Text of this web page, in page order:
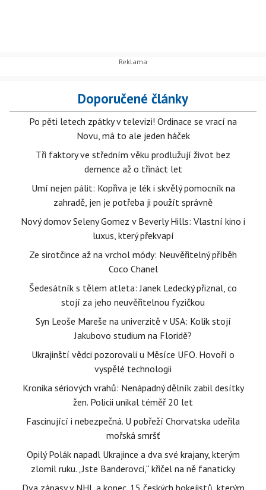
Doporučené články
Po pěti letech zpátky v televizi! Ordinace se vrací na
Novu, má to ale jeden háček
Tři faktory ve středním věku prodlužují život bez
demence až o třináct let
Umí nejen pálit: Kopřiva je lék i skvělý pomocník na
zahradě, jen je potřeba ji použít správně
Nový domov Seleny Gomez v Beverly Hills: Vlastní kino i
luxus, který překvapí
Ze sirotčince až na vrchol módy: Neuvěřitelný příběh
Coco Chanel
Šedesátník s tělem atleta: Janek Ledecký přiznal, co
stojí za jeho neuvěřitelnou fyzičkou
Syn Leoše Mareše na univerzitě v USA: Kolik stojí
Jakubovo studium na Floridě?
Ukrajinští vědci pozorovali u Měsíce UFO. Hovoří o
vyspělé technologii
Kronika sériových vrahů: Nenápadný dělník zabil desítky
žen. Policii unikal téměř 20 let
Fascinující i nebezpečná. U pobřeží Chorvatska udeřila
mořská smršť
Opilý Polák napadl Ukrajince a dva své krajany, kterým
zlomil ruku. „Jste Banderovci,“ křičel na ně fanaticky
Dva zápasy v NHL a konec. 15 českých hokejistů, kterým